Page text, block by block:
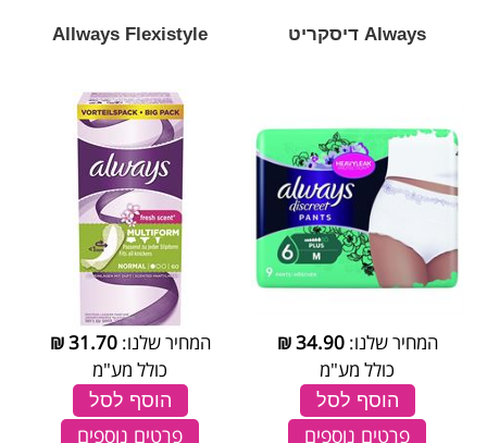
Always דיסקריט
המחיר שלנו:34.90
₪
כולל מע"מ
הוסף לסל
פרטים נוספים
Allways Flexistyle
המחיר שלנו:31.70
₪
כולל מע"מ
הוסף לסל
פרטים נוספים